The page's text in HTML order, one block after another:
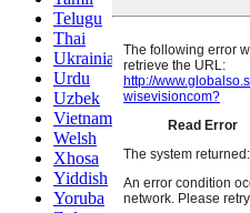
Telugu
Thai
Ukrainian
Urdu
Uzbek
Vietnamese
Welsh
Xhosa
Yiddish
Yoruba